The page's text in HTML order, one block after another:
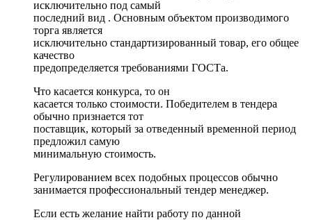
исключительно под самый
последний вид . Основным объектом производимого
торга является
исключительно стандартизированный товар, его общее
качество
предопределяется требованиями ГОСТа.
Что касается конкурса, то он
касается только стоимости. Победителем в тендера
обычно признается тот
поставщик, который за отведенный временной период
предложил самую
минимальную стоимость.
Регулированием всех подобных процессов обычно
занимается профессиональный тендер менеджер.
Если есть желание найти работу по данной